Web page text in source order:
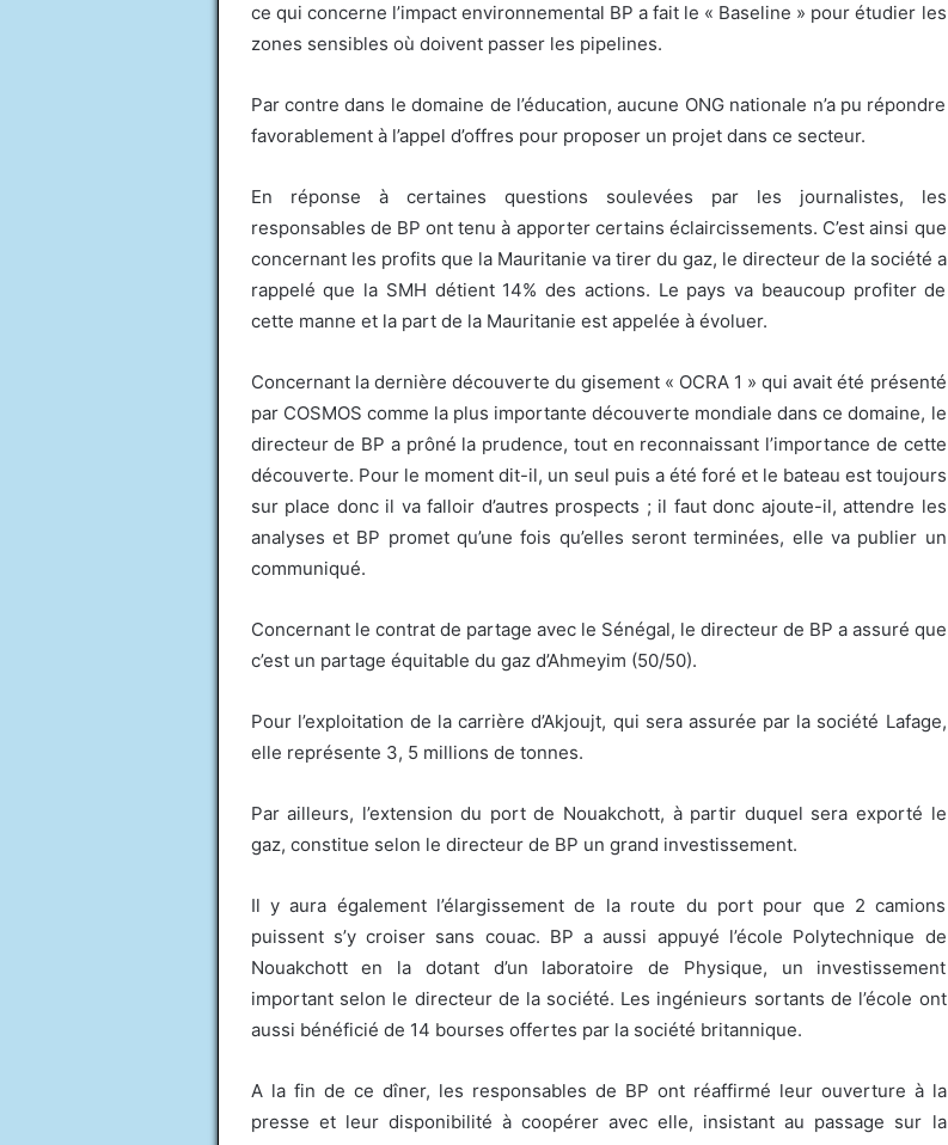
ce qui concerne l’impact environnemental BP a fait le « Baseline » pour étudier les
zones sensibles où doivent passer les pipelines.
Par contre dans le domaine de l’éducation, aucune ONG nationale n’a pu répondre
favorablement à l’appel d’offres pour proposer un projet dans ce secteur.
En réponse à certaines questions soulevées par les journalistes, les
responsables de BP ont tenu à apporter certains éclaircissements. C’est ainsi que
concernant les profits que la Mauritanie va tirer du gaz, le directeur de la société a
rappelé que la SMH détient 14% des actions. Le pays va beaucoup profiter de
cette manne et la part de la Mauritanie est appelée à évoluer.
Concernant la dernière découverte du gisement « OCRA 1 » qui avait été présenté
par COSMOS comme la plus importante découverte mondiale dans ce domaine, le
directeur de BP a prôné la prudence, tout en reconnaissant l’importance de cette
découverte. Pour le moment dit-il, un seul puis a été foré et le bateau est toujours
sur place donc il va falloir d’autres prospects ; il faut donc ajoute-il, attendre les
analyses et BP promet qu’une fois qu’elles seront terminées, elle va publier un
communiqué.
Concernant le contrat de partage avec le Sénégal, le directeur de BP a assuré que
c’est un partage équitable du gaz d’Ahmeyim (50/50).
Pour l’exploitation de la carrière d’Akjoujt, qui sera assurée par la société Lafage,
elle représente 3, 5 millions de tonnes.
Par ailleurs, l’extension du port de Nouakchott, à partir duquel sera exporté le
gaz, constitue selon le directeur de BP un grand investissement.
Il y aura également l’élargissement de la route du port pour que 2 camions
puissent s’y croiser sans couac. BP a aussi appuyé l’école Polytechnique de
Nouakchott en la dotant d’un laboratoire de Physique, un investissement
important selon le directeur de la société. Les ingénieurs sortants de l’école ont
aussi bénéficié de 14 bourses offertes par la société britannique.
A la fin de ce dîner, les responsables de BP ont réaffirmé leur ouverture à la
presse et leur disponibilité à coopérer avec elle, insistant au passage sur la